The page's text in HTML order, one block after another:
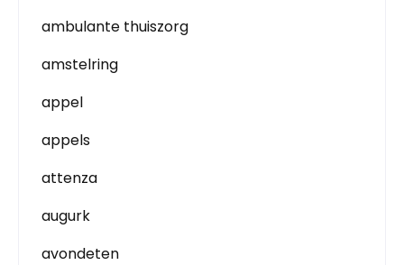
ambulante thuiszorg
amstelring
appel
appels
attenza
augurk
avondeten